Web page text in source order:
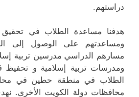
دراستهم.
هدفنا مساعدة الطلاب في تحقيق
ومساعدتهم على الوصول إلى
مسارهم الدراسي مدرسين تربية
ومدرسات تربية إسلامية و
الطلاب في منطقة حطين في
محافظات دولة الكويت الأخرى.